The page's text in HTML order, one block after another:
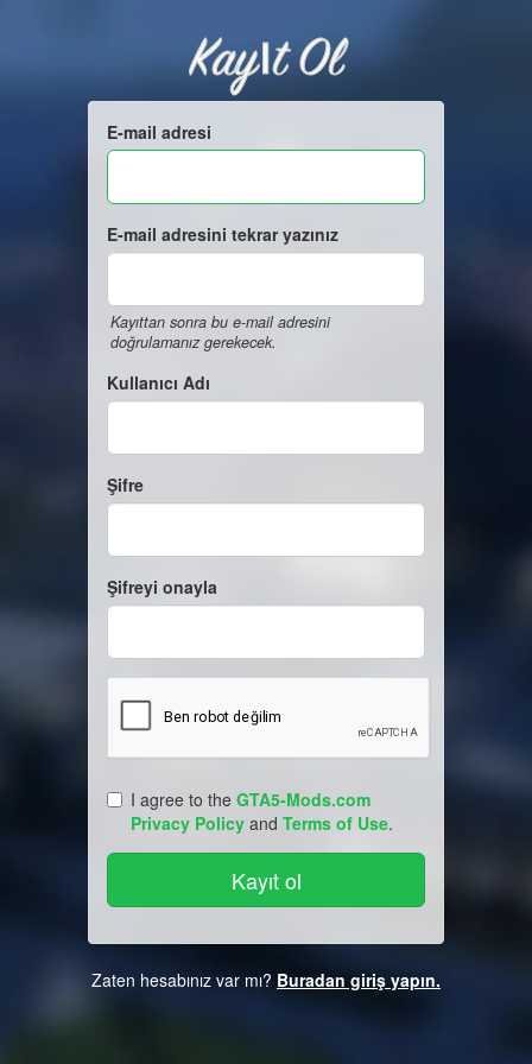
Kayıt Ol
E-mail adresi
E-mail adresini tekrar yazınız
Kayıttan sonra bu e-mail adresini
doğrulamanız gerekecek.
Kullanıcı Adı
Şifre
Şifreyi onayla
I agree to the GTA5-Mods.com
Privacy Policy and Terms of Use.
Zaten hesabınız var mı? Buradan giriş yapın.